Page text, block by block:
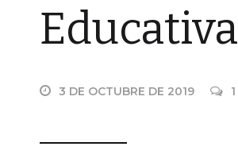
Educativa
3 DE OCTUBRE DE 2019 1